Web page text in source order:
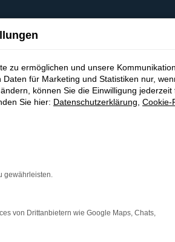
die Seite in einem
zu ermöglichen und unsere
für Marketing und Statistiken nur,
können Sie die Einwilligung
Sie hier: Datenschutzerklärung Cookie-
gewährleisten.
von Drittanbietern wie Google Maps, Chats,